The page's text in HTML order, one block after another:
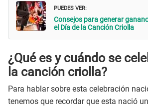
PUEDES VER:
Consejos para generar
el Día de la Canción Criolla
¿Qué es y cuándo se
la canción criolla?
Para hablar sobre esta celebración
tenemos que recordar que esta nació